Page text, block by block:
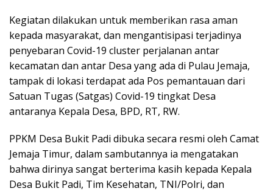
Kegiatan dilakukan untuk memberikan rasa aman
kepada masyarakat, dan mengantisipasi terjadinya
penyebaran Covid-19 cluster perjalanan antar
kecamatan dan antar Desa yang ada di Pulau Jemaja,
tampak di lokasi terdapat ada Pos pemantauan dari
Satuan Tugas (Satgas) Covid-19 tingkat Desa
antaranya Kepala Desa, BPD, RT, RW.
PPKM Desa Bukit Padi dibuka secara resmi oleh Camat
Jemaja Timur, dalam sambutannya ia mengatakan
bahwa dirinya sangat berterima kasih kepada Kepala
Desa Bukit Padi, Tim Kesehatan, TNI/Polri, dan